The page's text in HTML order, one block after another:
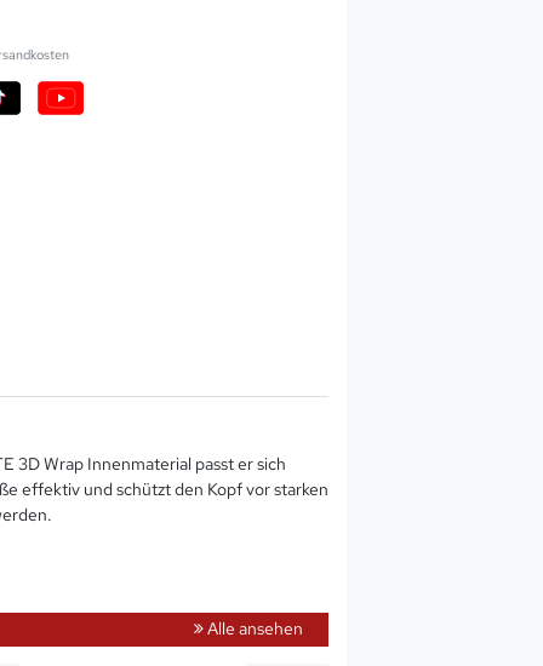
3D Wrap Innenmaterial passt er sich
effektiv und schützt den Kopf vor starken
Alle ansehen